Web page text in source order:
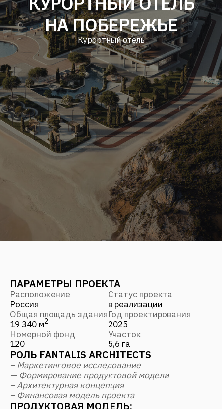
НА ПОБЕРЕЖЬЕ
Курортный отель
Статус проекта
в реализации
Общая площадь здания
Год проектирования
Участок
РОЛЬ FANTALIS ARCHITECTS
ПРОДУКТОВАЯ МОДЕЛЬ:
Проект предполагает создание курортного
гостиничного комплекса на побережье с
развитой инфраструктурой отдыха.
Объект ориентирован на круглогодичную
эксплуатацию и сочетает:
— гостиничное размещение
— СПА-инфраструктуру
— ресторанные пространства
— общественные зоны для отдыха.
АРХИТЕКТУРНАЯ ЗАДАЧА:
Разработка архитектурной концепции
курортного комплекса с формированием
компактной структуры зданий и общественных
пространств.